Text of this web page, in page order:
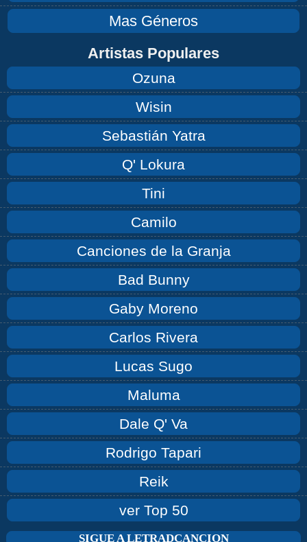
Mas Géneros
Artistas Populares
Ozuna
Wisin
Sebastián Yatra
Q' Lokura
Tini
Camilo
Canciones de la Granja
Bad Bunny
Gaby Moreno
Carlos Rivera
Lucas Sugo
Maluma
Dale Q' Va
Rodrigo Tapari
Reik
ver Top 50
SIGUE A LETRADCANCION